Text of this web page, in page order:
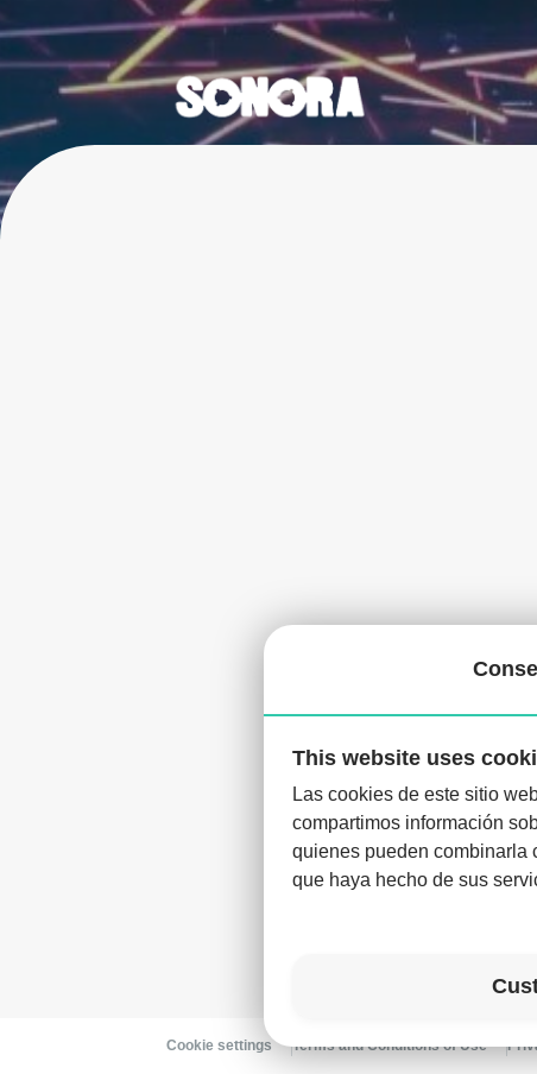
Cookie settings Terms and Conditions of Use
This website uses
Las cookies de este sitio
compartimos información
quienes pueden combinarla
que haya hecho de sus